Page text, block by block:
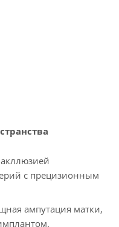
с прецизионным
ампутация матки,